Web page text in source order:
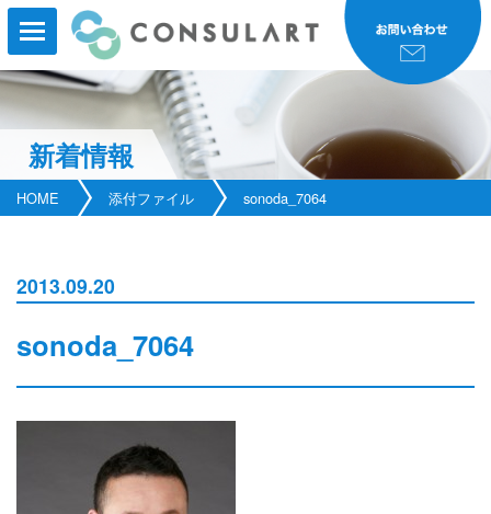
新着情報
HOME 添付ファイル sonoda_7064
2013.09.20
sonoda_7064
HOME
事業実績
会社案内